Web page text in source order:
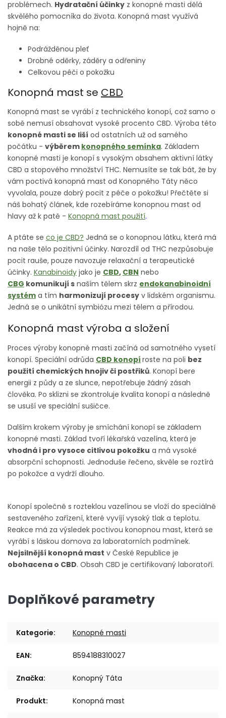
problémech. Hydratační účinky z konopné masti dělá
skvělého pomocníka do života. Konopná mast využívá
hojně na:
Podrážděnou pleť
Drobné oděrky, záděry a odřeniny
Celkovou péči o pokožku
Konopná mast se CBD
Konopná mast se vyrábí z technického konopí, což samo o
sobě nemusí obsahovat vysoké procento CBD. Výroba této
konopné masti se liší od ostatních už od samého
počátku - výběrem konopného semínka. Základem
konopné masti je konopí s vysokým obsahem aktivní látky
CBD a stopového množství THC. Nemusíte se tak bát, že by
vám poctivá konopná mast od Konopného Táty něco
vyvolala, pouze dobrý pocit z péče o pokožku! Přečtěte si
náš bohatý článek, kde rozebíráme konopnou mast od
hlavy až k patě - Konopná mast použití.
A ptáte se co je CBD? Jedná se o konopnou látku, která má
na naše tělo pozitivní účinky. Narozdíl od THC nezpůsobuje
pocit rauše, pouze navozuje relaxační a terapeutické
účinky. Kanabinoidy jako je CBD, CBN nebo
CBG komunikují s naším tělem skrz endokanabinoidní
systém a tím harmonizují procesy v lidském organismu.
Jedná se o unikátní symbiózu mezi tělem a přírodou.
Konopná mast výroba a složení
Proces výroby konopné masti začíná od samotného vysetí
konopí. Speciální odrůda CBD konopí roste na poli bez
použití chemických hnojiv či postřiků. Konopí bere
energii z půdy a ze slunce, nepotřebuje žádný zásah
člověka. Po sklizni se zkontroluje kvalita konopí a následně
se usuší ve speciální sušičce.
Dalším krokem výroby je smíchání konopí se základem
konopné masti. Základ tvoří lékařská vazelína, která je
vhodná i pro vysoce citlivou pokožku a má vysoké
absorpční schopnosti. Jednoduše řečeno, skvěle se roztírá
po pokožce a vydrží dlouho.
Konopí společně s rozteklou vazelínou se vloží do speciálně
sestaveného zařízení, které vyvíjí vysoký tlak a teplotu.
Reakce má za výsledek poctivou konopnou mast, která se
vyrábí s láskou domova za laboratorních podmínek.
Nejsilnější konopná mast v České Republice je
obohacena o CBD. Obsah CBD je certifikovaný laboratoří.
Doplňkové parametry
Kategorie: Konopné masti
EAN: 8594188310027
Značka: Konopný Táta
Produkt: Konopná mast